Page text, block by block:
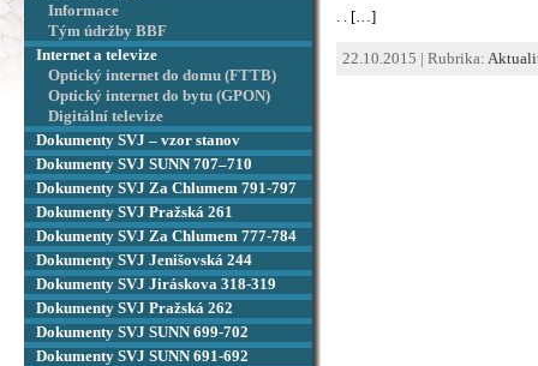
Informace
Tým údržby BBF
Internet a televize
Optický internet do domu (FTTB)
Optický internet do bytu (GPON)
Digitální televize
Dokumenty SVJ – vzor stanov
Dokumenty SVJ SUNN 707–710
Dokumenty SVJ Za Chlumem 791-797
Dokumenty SVJ Pražská 261
Dokumenty SVJ Za Chlumem 777-784
Dokumenty SVJ Jenišovská 244
Dokumenty SVJ Jiráskova 318-319
Dokumenty SVJ Pražská 262
Dokumenty SVJ SUNN 699-702
Dokumenty SVJ SUNN 691-692
. . […]
22.10.2015 | Rubrika: